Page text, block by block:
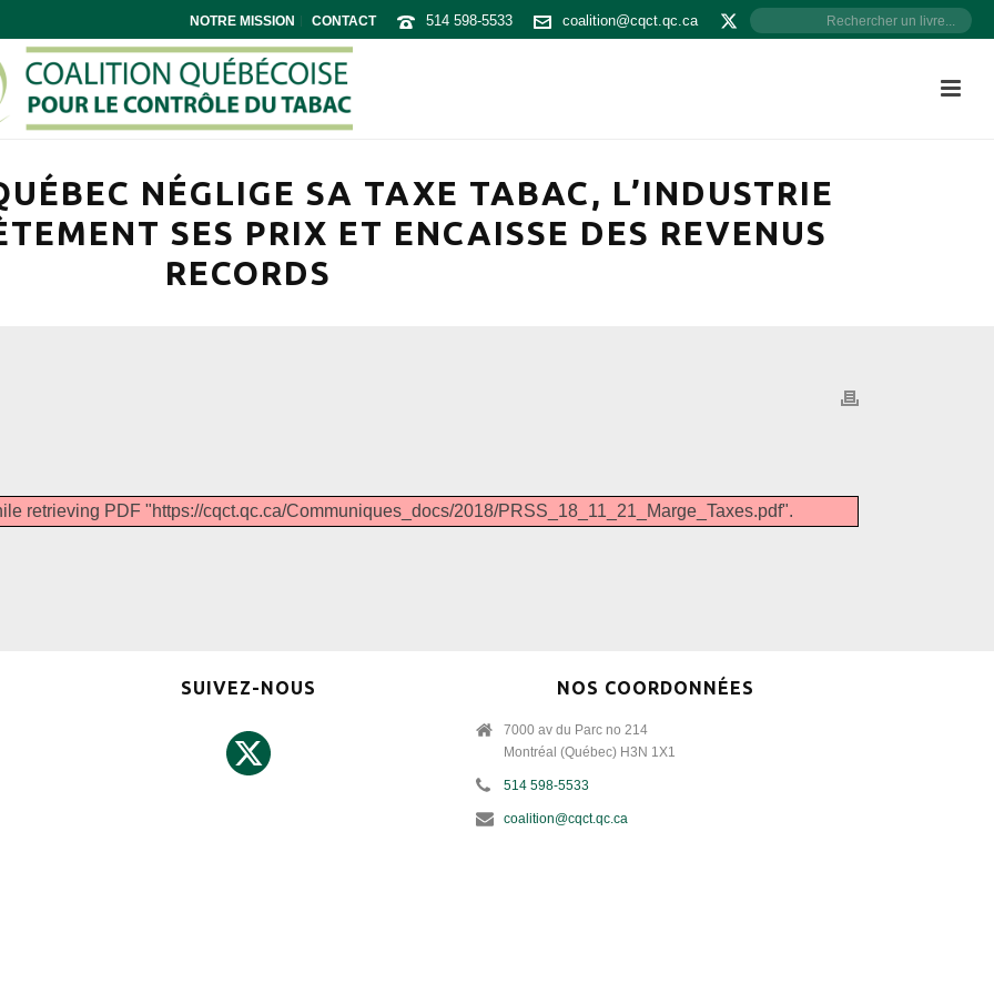
NOTRE MISSION CONTACT 514 598-5533 coalition@cqct.qc.ca
NÉGLIGE SA TAXE TABAC, L’INDUSTRIE
SES PRIX ET ENCAISSE DES REVENUS
RECORDS
retrieving PDF "https://cqct.qc.ca/Communiques_docs/2018/PRSS_18_11_21_Marge_Taxes.pdf".
SUIVEZ-NOUS NOS COORDONNÉES
7000 av du Parc no 214
Montréal (Québec) H3N 1X1
514 598-5533
coalition@cqct.qc.ca